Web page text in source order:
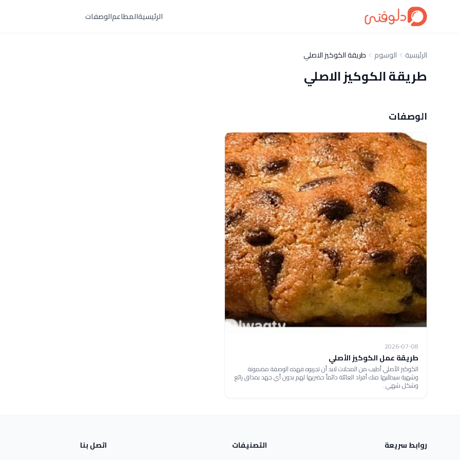
الرئيسيةالمطاعمالوصفات
الرئيسية الوسوم طريقة الكوكيز الاصلي
طريقة الكوكيز الاصلي
الوصفات
2026-07-08
طريقة عمل الكوكيز الأصلي
الكوكيز الأصلي أطيب من المحلات لابد أن تجربوه فهذه الوصفة مضمونة
وشهية سيطلبها منك أفراد العائلة دائماً حضريها لهم بدون أي جهد بمذاق رائع
وشكل شهي .
روابط سريعة
التصنيفات
اتصل بنا